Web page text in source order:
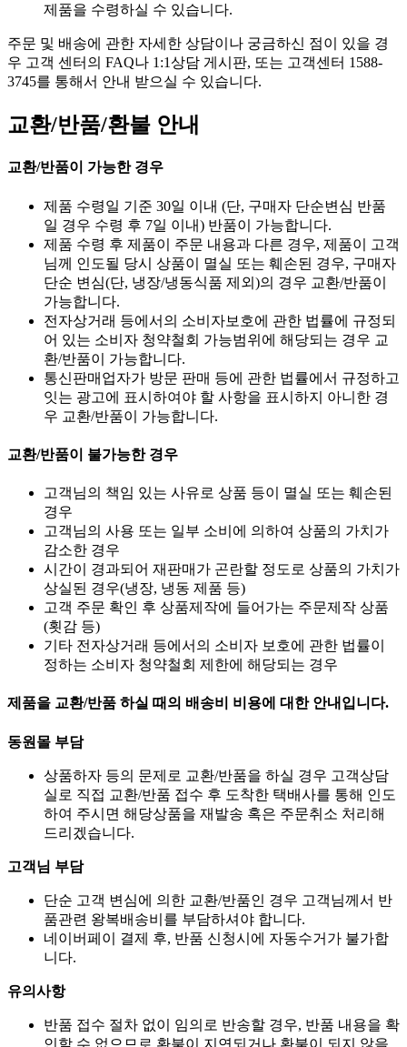
제품을 수령하실 수 있습니다.
주문 및 배송에 관한 자세한 상담이나 궁금하신 점이 있을 경
우 고객 센터의 FAQ나 1:1상담 게시판, 또는 고객센터 1588-
3745를 통해서 안내 받으실 수 있습니다.
교환/반품/환불 안내
교환/반품이 가능한 경우
제품 수령일 기준 30일 이내 (단, 구매자 단순변심 반품
일 경우 수령 후 7일 이내) 반품이 가능합니다.
제품 수령 후 제품이 주문 내용과 다른 경우, 제품이 고객
님께 인도될 당시 상품이 멸실 또는 훼손된 경우, 구매자
단순 변심(단, 냉장/냉동식품 제외)의 경우 교환/반품이
가능합니다.
전자상거래 등에서의 소비자보호에 관한 법률에 규정되
어 있는 소비자 청약철회 가능범위에 해당되는 경우 교
환/반품이 가능합니다.
통신판매업자가 방문 판매 등에 관한 법률에서 규정하고
잇는 광고에 표시하여야 할 사항을 표시하지 아니한 경
우 교환/반품이 가능합니다.
교환/반품이 불가능한 경우
고객님의 책임 있는 사유로 상품 등이 멸실 또는 훼손된
경우
고객님의 사용 또는 일부 소비에 의하여 상품의 가치가
감소한 경우
시간이 경과되어 재판매가 곤란할 정도로 상품의 가치가
상실된 경우(냉장, 냉동 제품 등)
고객 주문 확인 후 상품제작에 들어가는 주문제작 상품
(횟감 등)
기타 전자상거래 등에서의 소비자 보호에 관한 법률이
정하는 소비자 청약철회 제한에 해당되는 경우
제품을 교환/반품 하실 때의 배송비 비용에 대한 안내입니다.
동원몰 부담
상품하자 등의 문제로 교환/반품을 하실 경우 고객상담
실로 직접 교환/반품 접수 후 도착한 택배사를 통해 인도
하여 주시면 해당상품을 재발송 혹은 주문취소 처리해
드리겠습니다.
고객님 부담
단순 고객 변심에 의한 교환/반품인 경우 고객님께서 반
품관련 왕복배송비를 부담하셔야 합니다.
네이버페이 결제 후, 반품 신청시에 자동수거가 불가합
니다.
유의사항
반품 접수 절차 없이 임의로 반송할 경우, 반품 내용을 확
인할 수 없으므로 환불이 지연되거나 환불이 되지 않을